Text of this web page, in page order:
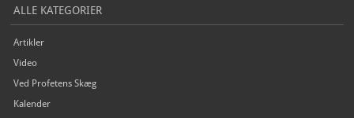
ALLE KATEGORIER
Artikler
Video
Ved Profetens Skæg
Kalender